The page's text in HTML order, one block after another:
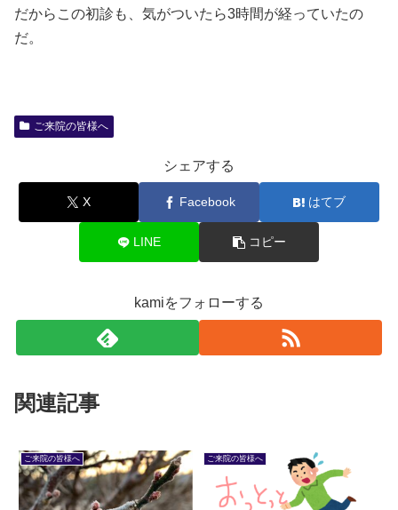
だからこの初診も、気がついたら3時間が経っていたの
だ。
ご来院の皆様へ
シェアする
X Facebook はてブ
LINE コピー
kamiをフォローする
関連記事
ご来院の皆様へ ご来院の皆様へ